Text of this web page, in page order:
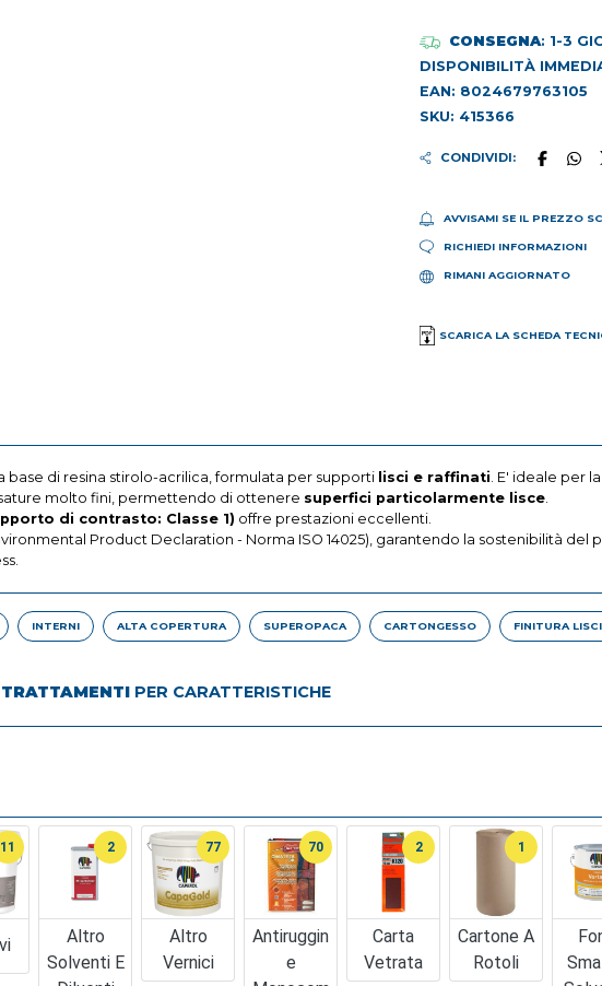
CONSEGNA: 1-3
DISPONIBILITÀ
EAN: 8024679763105
SKU: 415366
CONDIVIDI:
AVVISAMI SE IL PREZZO
RICHIEDI INFORMAZIONI
RIMANI AGGIORNATO
SCARICA LA SCHEDA
base di resina stirolo-acrilica, formulata per supporti lisci e raffinati . E' ideale per
molto fini, permettendo di ottenere superfici particolarmente lisce
di contrasto: Classe 1) offre prestazioni eccellenti.
Product Declaration - Norma ISO 14025), garantendo la sostenibilità
INTERNI ALTA COPERTURA SUPEROPACA CARTONGESSO FINITURA
PER CARATTERISTICHE
11
Altro
Solventi E
2
Altro
Vernici
77
Antiruggin
E
70
Carta
Vetrata
2
Cartone A
Rotoli
1